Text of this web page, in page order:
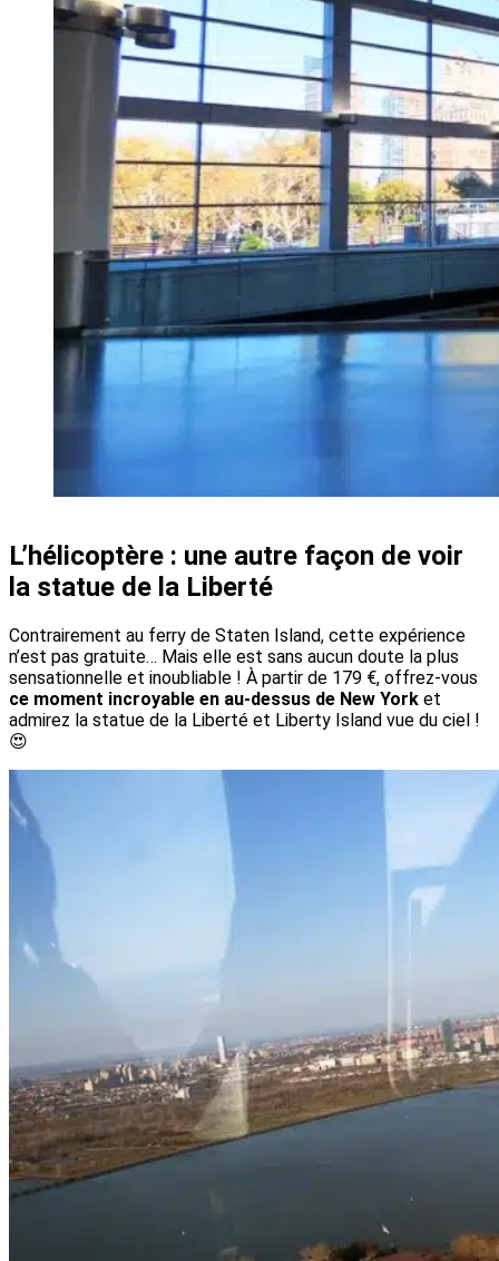
L’hélicoptère : une autre façon de voir
la statue de la Liberté
Contrairement au ferry de Staten Island, cette expérience
n’est pas gratuite… Mais elle est sans aucun doute la plus
sensationnelle et inoubliable ! À partir de 179 €, offrez-vous
ce moment incroyable en au-dessus de New York et
admirez la statue de la Liberté et Liberty Island vue du ciel !
😍